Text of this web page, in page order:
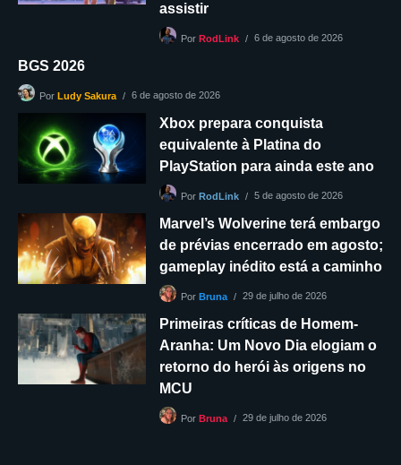
assistir
Por RodLink 6 de agosto de 2026
BGS 2026
Por Ludy Sakura 6 de agosto de 2026
Xbox prepara conquista
equivalente à Platina do
PlayStation para ainda este ano
Por RodLink 5 de agosto de 2026
Marvel’s Wolverine terá embargo
de prévias encerrado em agosto;
gameplay inédito está a caminho
Por Bruna 29 de julho de 2026
Primeiras críticas de Homem-
Aranha: Um Novo Dia elogiam o
retorno do herói às origens no
MCU
Por Bruna 29 de julho de 2026